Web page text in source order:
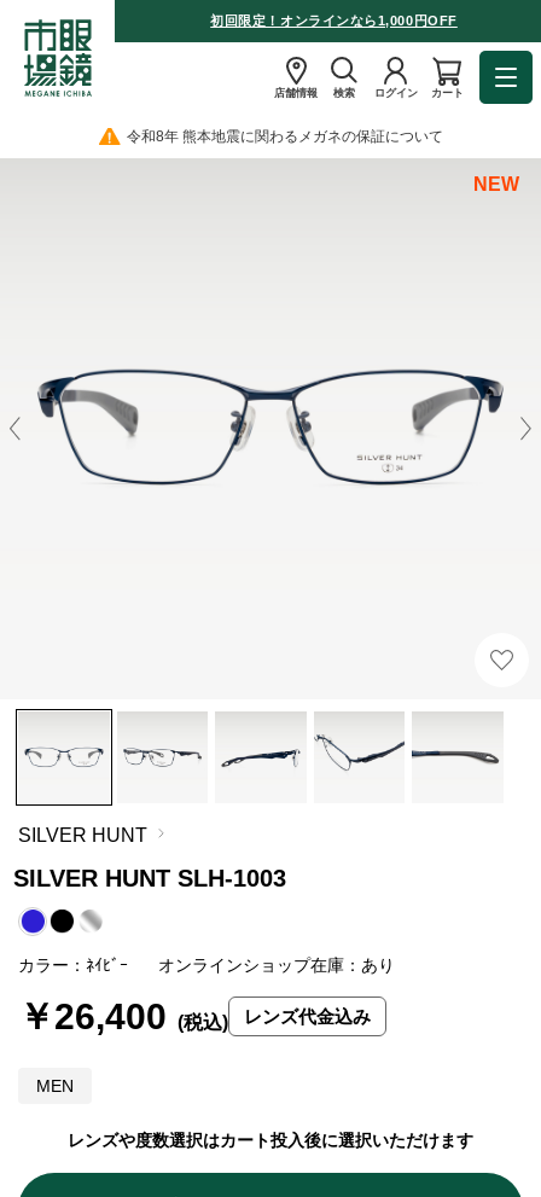
初回限定！オンラインなら1,000円OFF
店舗情報 検索 ログイン カート
令和8年 熊本地震に関わるメガネの保証について
NEW
SILVER HUNT
SILVER HUNT SLH-1003
MEN
カラー：ﾈｲﾋﾞｰ オンラインショップ在庫：あり
レンズや度数選択はカート投入後に選択いただけます
￥26,400 レンズ代金込み